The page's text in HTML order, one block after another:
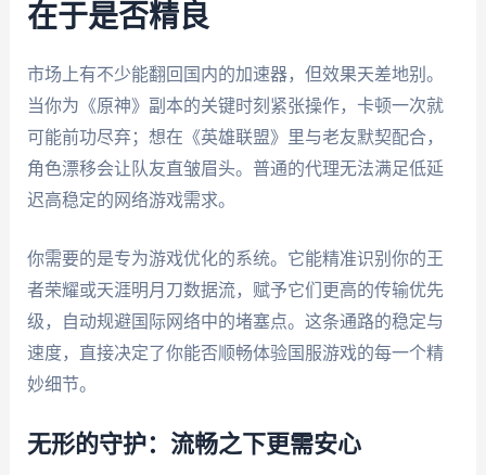
在于是否精良
市场上有不少能翻回国内的加速器，但效果天差地别。
当你为《原神》副本的关键时刻紧张操作，卡顿一次就
可能前功尽弃；想在《英雄联盟》里与老友默契配合，
角色漂移会让队友直皱眉头。普通的代理无法满足低延
迟高稳定的网络游戏需求。
你需要的是专为游戏优化的系统。它能精准识别你的王
者荣耀或天涯明月刀数据流，赋予它们更高的传输优先
级，自动规避国际网络中的堵塞点。这条通路的稳定与
速度，直接决定了你能否顺畅体验国服游戏的每一个精
妙细节。
无形的守护：流畅之下更需安心